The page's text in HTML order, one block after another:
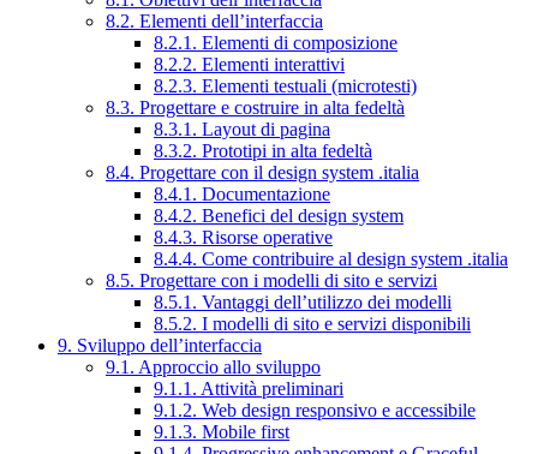
8.2. Elementi dell’interfaccia
8.2.1. Elementi di composizione
8.2.2. Elementi interattivi
8.2.3. Elementi testuali (microtesti)
8.3. Progettare e costruire in alta fedeltà
8.3.1. Layout di pagina
8.3.2. Prototipi in alta fedeltà
8.4. Progettare con il design system .italia
8.4.1. Documentazione
8.4.2. Benefici del design system
8.4.3. Risorse operative
8.4.4. Come contribuire al design system .italia
8.5. Progettare con i modelli di sito e servizi
8.5.1. Vantaggi dell’utilizzo dei modelli
8.5.2. I modelli di sito e servizi disponibili
9. Sviluppo dell’interfaccia
9.1. Approccio allo sviluppo
9.1.1. Attività preliminari
9.1.2. Web design responsivo e accessibile
9.1.3. Mobile first